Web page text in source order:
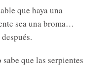
que haya una
sea una broma…
que las serpientes